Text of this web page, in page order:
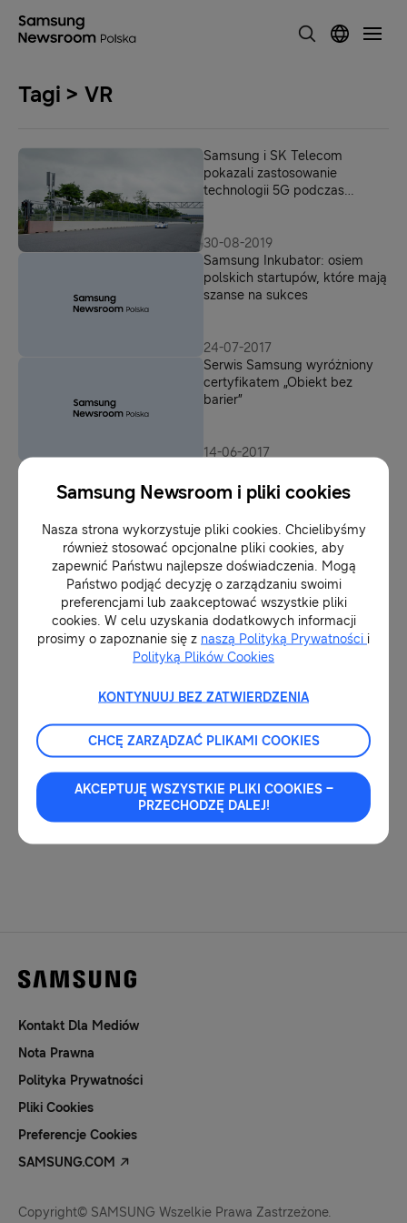
Tagi > VR
Samsung i SK Telecom
pokazali zastosowanie
technologii 5G podczas
30-08-2019
Samsung Inkubator: osiem
polskich startupów, które mają
szanse na sukces
24-07-2017
Serwis Samsung wyróżniony
certyfikatem „Obiekt bez
barier”
14-06-2017
technologię podczas Korea
Festival 2017
09-06-2017
Samsung Drive – wirtualna
rzeczywistość zadba o
bezpieczeństwo jazdy
30-01-2017
1
Kontakt Dla Mediów
Nota Prawna
Polityka Prywatności
Pliki Cookies
Preferencje Cookies
SAMSUNG.COM
Copyright© SAMSUNG Wszelkie Prawa Zastrzeżone.
Samsung Newsroom i pliki cookies
Nasza strona wykorzystuje pliki cookies. Chcielibyśmy
również stosować opcjonalne pliki cookies, aby
zapewnić Państwu najlepsze doświadczenia. Mogą
Państwo podjąć decyzję o zarządzaniu swoimi
preferencjami lub zaakceptować wszystkie pliki
cookies. W celu uzyskania dodatkowych informacji
prosimy o zapoznanie się z naszą Polityką Prywatności i
Polityką Plików Cookies
KONTYNUUJ BEZ ZATWIERDZENIA
CHCĘ ZARZĄDZAĆ PLIKAMI COOKIES
AKCEPTUJĘ WSZYSTKIE PLIKI COOKIES –
PRZECHODZĘ DALEJ!